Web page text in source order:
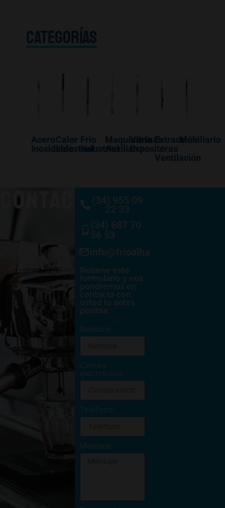
CATEGORÍAS
Acero
Inoxidable
Calor
Industrial
Frio
Industrial
Maquinaría
Auxiliar
Vitrinas
Expositoras
Extracción
/
Ventilación
Mobiliario
CONTACTO(34) 955 09
22 33
(34) 687 70
56 53
info@frioalhambra.com
Rellene este
formulario y nos
pondremos en
contacto con
usted lo antes
posible.
Nombre
Correo
electrónico
Teléfono
Mensaje